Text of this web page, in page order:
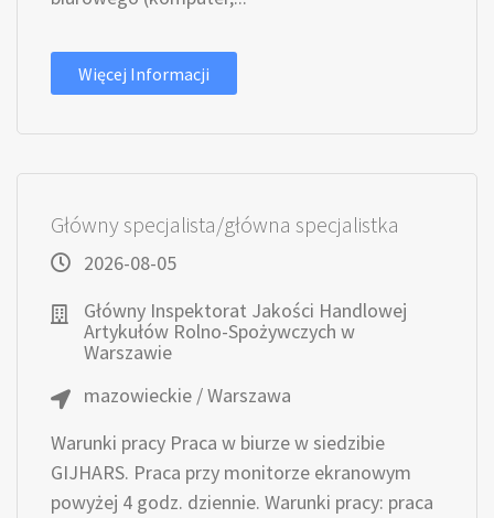
Więcej Informacji
Główny specjalista/główna specjalistka
2026-08-05
Główny Inspektorat Jakości Handlowej
Artykułów Rolno-Spożywczych w
Warszawie
mazowieckie / Warszawa
Warunki pracy Praca w biurze w siedzibie
GIJHARS. Praca przy monitorze ekranowym
powyżej 4 godz. dziennie. Warunki pracy: praca